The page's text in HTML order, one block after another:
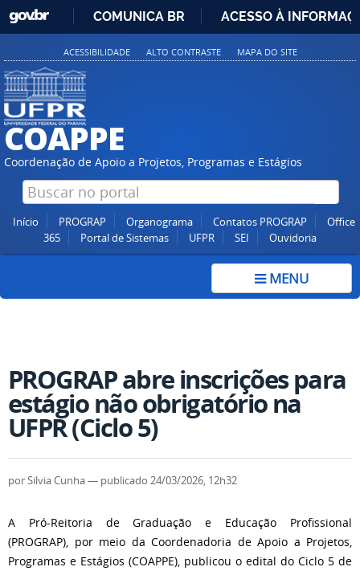
PARA
GOVBR
COMUNICA BR ACESSO À
ACESSIBILIDADE ALTO CONTRASTE MAPA DO SITE
COAPPE
Coordenação de Apoio a Projetos, Programas e Estágios
Início PROGRAP Organograma Contatos PROGRAP
Office
365
Portal de Sistemas UFPR SEI Ouvidoria
MENU
PROGRAP abre inscrições para
estágio não obrigatório na
UFPR (Ciclo 5)
porSilvia Cunha— publicado 24/03/2026, 12h32
A Pró-Reitoria de Graduação e Educação Profissional
(PROGRAP), por meio da Coordenadoria de Apoio a Projetos,
Programas e Estágios (COAPPE), publicou o edital do Ciclo 5 de